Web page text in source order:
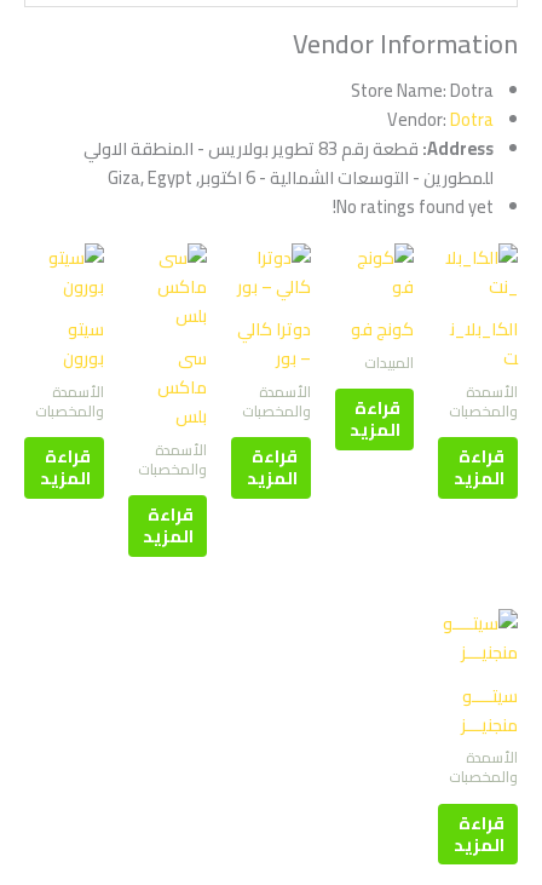
Vendor Information
Store Name:Dotra
Vendor:Dotra
Address:
قطعة رقم 83 تطوير بولاريس - المنطقة الاولي
للمطورين - التوسعات الشمالية - 6 اكتوبر, Giza, Egypt
No ratings found yet!
الكا_بلا_ن
ت
الأسمدة
والمخصبات
قراءة
المزيد
كونج فو
المبيدات
قراءة
المزيد
دوترا كالي
– بور
الأسمدة
والمخصبات
قراءة
المزيد
سى
ماكس
بلس
الأسمدة
والمخصبات
قراءة
المزيد
سيتو
بورون
الأسمدة
والمخصبات
قراءة
المزيد
سيتــــو
منجنيـــز
الأسمدة
والمخصبات
قراءة
المزيد